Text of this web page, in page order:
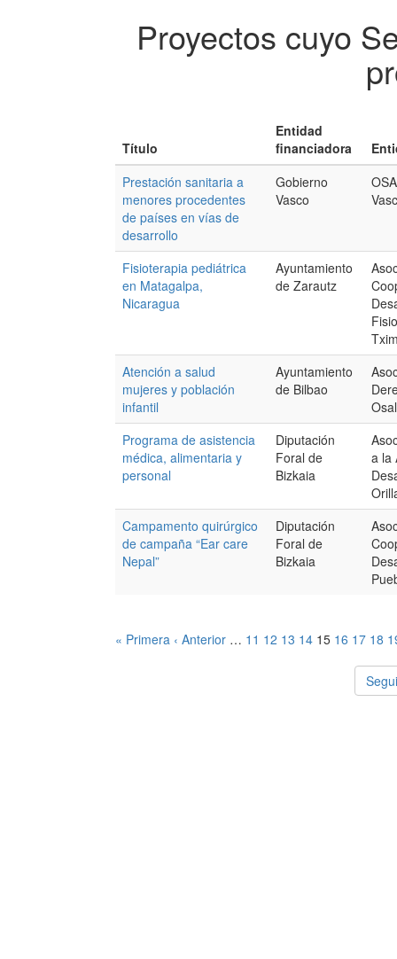
Proyectos cuyo
Título
Entidad
financiadora
Prestación sanitaria a
menores procedentes
de países en vías de
desarrollo
Gobierno
Vasco
Fisioterapia pediátrica
en Matagalpa,
Nicaragua
Ayuntamiento
de Zarautz
Atención a salud
mujeres y población
infantil
Ayuntamiento
de Bilbao
Programa de asistencia
médica, alimentaria y
personal
Diputación
Foral de
Bizkaia
a la
Campamento quirúrgico
de campaña “Ear care
Nepal”
Diputación
Foral de
Bizkaia
« Primera ‹ Anterior … 11 12 13 14 15 16 17 18